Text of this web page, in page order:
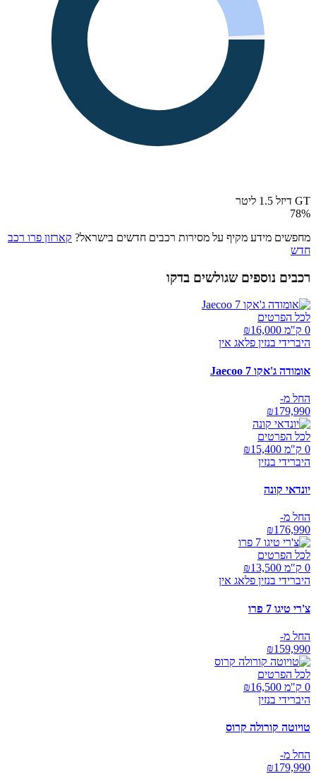
GT דיזל 1.5 ליטר
78%
מחפשים מידע מקיף על מסירות רכבים חדשים בישראל? קארזון פרו רכב
חדש
רכבים נוספים שגולשים בדקו
לכל הפרטים
0 ק"מ ₪
16,000
היברידי בנזין פלאג אין
אומודה ג'אקו Jaecoo 7
החל מ-
₪179,990
לכל הפרטים
0 ק"מ ₪
15,400
היברידי בנזין
יונדאי קונה
החל מ-
₪176,990
לכל הפרטים
0 ק"מ ₪
13,500
היברידי בנזין פלאג אין
צ'רי טיגו 7 פרו
החל מ-
₪159,990
לכל הפרטים
0 ק"מ ₪
16,500
היברידי בנזין
טויוטה קורולה קרוס
החל מ-
₪179,990